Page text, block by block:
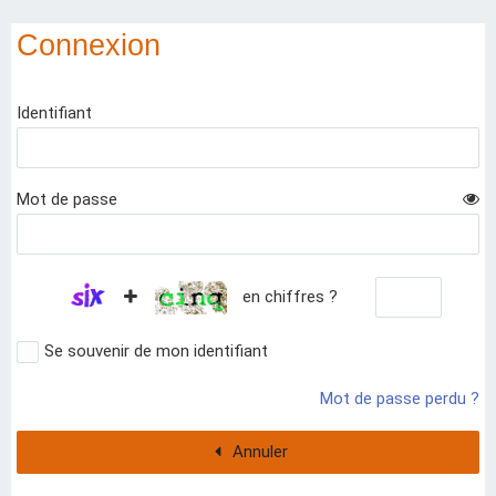
Connexion
Identifiant
Mot de passe
en chiffres ?
Se souvenir de mon identifiant
Mot de passe perdu ?
Annuler